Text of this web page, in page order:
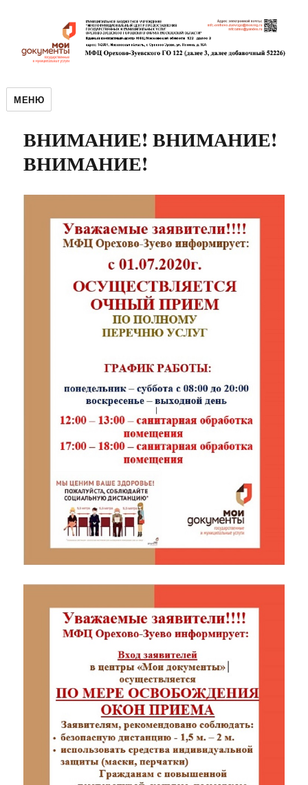
МЕНЮ
ВНИМАНИЕ! ВНИМАНИЕ!
ВНИМАНИЕ!